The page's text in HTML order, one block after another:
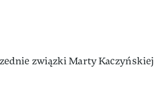
związki Marty Kaczyńskiej